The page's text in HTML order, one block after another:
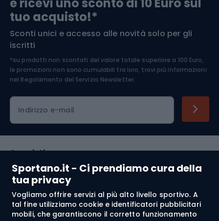
Sportano.it - Ci prendiamo cura della
tua privacy
Vogliamo offrire servizi al più alto livello sportivo. A
tal fine utilizziamo cookie e identificatori pubblicitari
mobili, che garantiscono il corretto funzionamento
Arrampicata
Medicina dello sport
Abbigliamento ciclistico
tuo acquisto!*
Sconti unici e accesso alle novità solo per gli
iscritti
*su prodotti non scontati del valore totale superiore a 100 Euro,
le promozioni non sono cumulabili tra loro, trovi più informazioni
nel Regolamento del Servizio Newsletter.
Indirizzo e-mail
Acquisti
Servizio clienti
Regolamento